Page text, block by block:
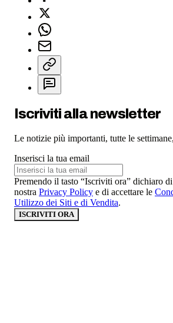
Iscriviti alla newsletter
Le notizie più importanti, tutte le
Inserisci la tua email
Premendo il tasto “Iscriviti ora” dichiaro
nostra Privacy Policy e di accettare le
Utilizzo dei Siti e di Vendita.
ISCRIVITI ORA